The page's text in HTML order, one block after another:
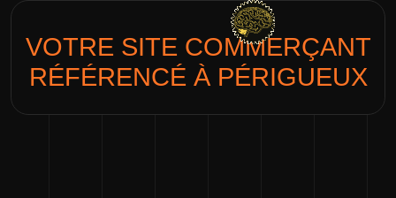
VOTRE SITE COMMERÇANT
RÉFÉRENCÉ À PÉRIGUEUX